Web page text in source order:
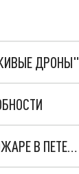
ДРОНЫ"
ПОСЛЕ РАЗБОРА ЗАВАЛОВ ОБНАРУЖЕНЫ ТЕЛА: ЧЕТЫРЕ ЧЕЛОВЕКА ПОГИБЛИ В ПОЖАРЕ В ПЕТЕРБУРГЕ. ПОДРОБНОСТИ